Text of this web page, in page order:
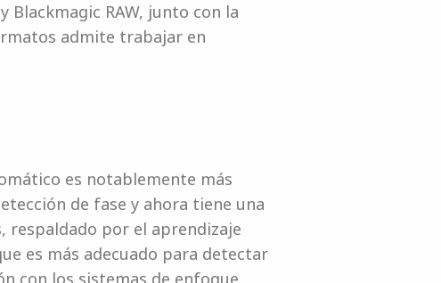
Blackmagic RAW, junto con la
admite trabajar en
es notablemente más
de fase y ahora tiene una
respaldado por el aprendizaje
es más adecuado para detectar
con los sistemas de enfoque